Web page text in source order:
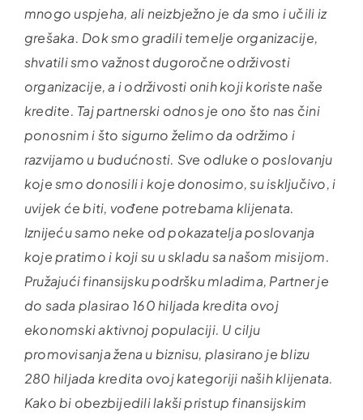
mnogo uspjeha, ali neizbježno je da smo i učili iz
grešaka. Dok smo gradili temelje organizacije,
shvatili smo važnost dugoročne održivosti
organizacije, a i održivosti onih koji koriste naše
kredite. Taj partnerski odnos je ono što nas čini
ponosnim i što sigurno želimo da održimo i
razvijamo u budućnosti. Sve odluke o poslovanju
koje smo donosili i koje donosimo, su isključivo, i
uvijek će biti, vođene potrebama klijenata.
Iznijeću samo neke od pokazatelja poslovanja
koje pratimo i koji su u skladu sa našom misijom.
Pružajući finansijsku podršku mladima, Partner je
do sada plasirao 160 hiljada kredita ovoj
ekonomski aktivnoj populaciji. U cilju
promovisanja žena u biznisu, plasirano je blizu
280 hiljada kredita ovoj kategoriji naših klijenata.
Kako bi obezbijedili lakši pristup finansijskim